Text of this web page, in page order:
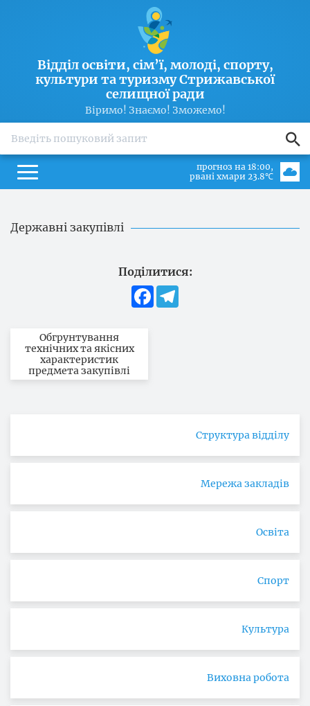
Відділ освіти, сім’ї, молоді, спорту,
культури та туризму Стрижавської
селищної ради
Віримо! Знаємо! Зможемо!
прогноз на 18:00
рвані хмари 23.8℃
Державні закупівлі
Поділитися:
Facebook
Обгрунтування
технічних та якісних
характеристик
предмета закупівлі
Структура відділу
Мережа закладів
Освіта
Спорт
Культура
Виховна робота